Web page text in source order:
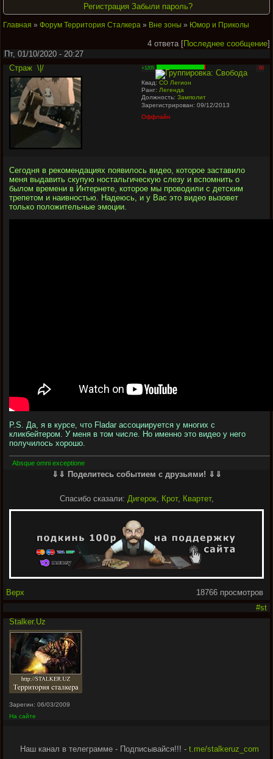
Регистрация Забыли пароль?
Главная » Форум Территория Сталкера » Вне зоны » Юмор и Приколы
4 ответа [Последнее сообщение]
Пт, 01/10/2020 - 20:27
Страж \|/ +1205 -50
Квад:СО Легион
Ранг: Легенда
Должность:Замполит
Зарегистрирован: 09/12/2013
Оффлайн
Сегодня в рекомендациях появилось видео, которое заставило
меня выдавить скупую ностальгическую слезу и вспомнить о
былом времени в Интернете, которое мы проводили с детским
трепетом и наивностью. Надеюсь, и у Вас это видео вызовет
только положительные эмоции.
P.S. Да, я в курсе, что Fladar ассоциируется у многих с
кликбейтером. У меня в том числе. Но именно это видео у него
получилось хорошо.
Absque omni exceptione
⇓⇓ Поделитесь событием с друзьями! ⇓⇓
Спасибо сказали: Дигерок, Крот, Квартет,
Верх
18766 просмотров
#st
Stalker.Uz
Зарегин: 06/03/2009
На сайте
Наш канал в телеграмме - Подписывайся!!! - t.me/stalkeruz_com